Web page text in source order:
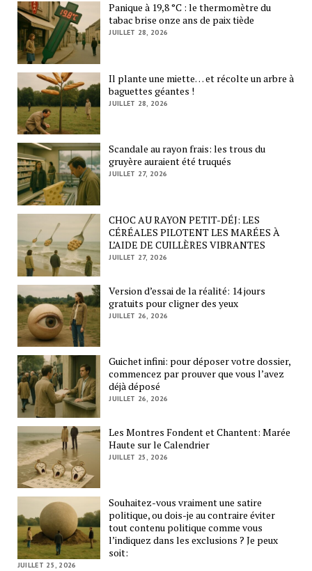
Panique à 19,8 °C : le thermomètre du
tabac brise onze ans de paix tiède
JUILLET 28, 2026
Il plante une miette… et récolte un arbre à
baguettes géantes !
JUILLET 28, 2026
Scandale au rayon frais: les trous du
gruyère auraient été truqués
JUILLET 27, 2026
CHOC AU RAYON PETIT-DÉJ: LES
CÉRÉALES PILOTENT LES MARÉES À
L’AIDE DE CUILLÈRES VIBRANTES
JUILLET 27, 2026
Version d’essai de la réalité: 14 jours
gratuits pour cligner des yeux
JUILLET 26, 2026
Guichet infini: pour déposer votre dossier,
commencez par prouver que vous l’avez
déjà déposé
JUILLET 26, 2026
Les Montres Fondent et Chantent: Marée
Haute sur le Calendrier
JUILLET 25, 2026
Souhaitez-vous vraiment une satire
politique, ou dois-je au contraire éviter
tout contenu politique comme vous
l’indiquez dans les exclusions ? Je peux
soit:
JUILLET 25, 2026